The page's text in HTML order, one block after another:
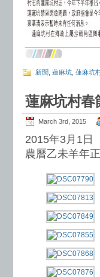
新聞 蓮麻坑 蓮麻坑
蓮麻坑村春
March 3rd, 2015
2015年3月1日
農曆乙未羊年